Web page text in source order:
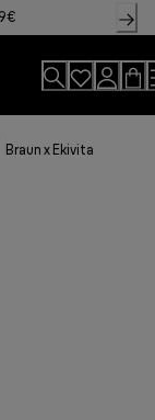
Braun x Ekivita